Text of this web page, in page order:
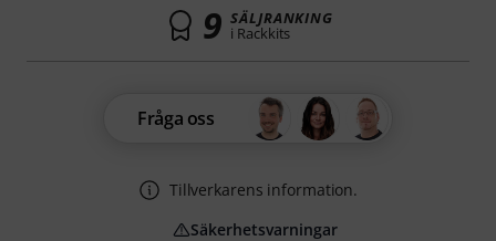
9 SÄLJRANKING
i Rackkits
Fråga oss
Tillverkarens information.
Säkerhetsvarningar